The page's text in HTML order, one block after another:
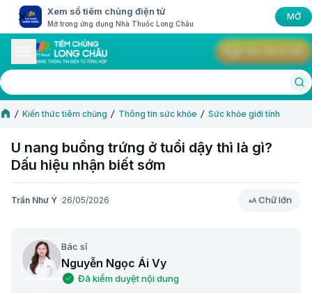
Xem sổ tiêm chủng điện tử
Mở trong ứng dụng Nhà Thuốc Long Châu
MỞ
Kiến thức tiêm chủng Thông tin sức khỏe Sức khỏe giới tính
U nang buồng trứng ở tuổi dậy thì là gì?
Dấu hiệu nhận biết sớm
Trần Như Ý 26/05/2026 Chữ lớn
Bác sĩ
Nguyễn Ngọc Ái Vy
Đã kiểm duyệt nội dung